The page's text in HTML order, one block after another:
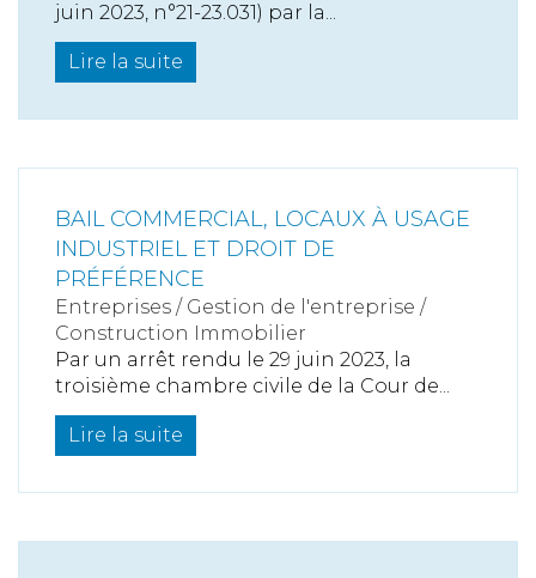
juin 2023, n°21-23.031) par la...
Lire la suite
BAIL COMMERCIAL, LOCAUX À USAGE
INDUSTRIEL ET DROIT DE
PRÉFÉRENCE
Entreprises / Gestion de l'entreprise /
Construction Immobilier
Par un arrêt rendu le 29 juin 2023, la
troisième chambre civile de la Cour de...
Lire la suite